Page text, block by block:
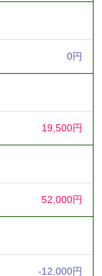
0円
19,500円
52,000円
-12,000円